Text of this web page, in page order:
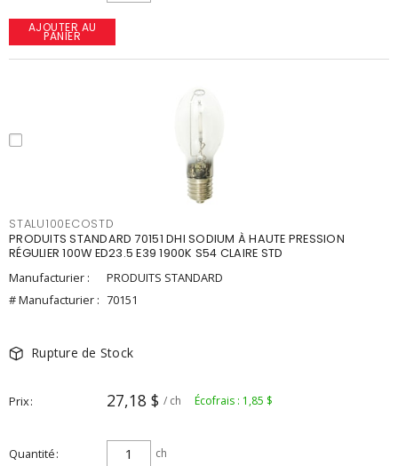
AJOUTER AU
PANIER
STALU100ECOSTD
PRODUITS STANDARD 70151 DHI SODIUM À HAUTE PRESSION
RÉGULIER 100W ED23.5 E39 1900K S54 CLAIRE STD
Manufacturier :
PRODUITS STANDARD
# Manufacturier : 70151
Rupture de Stock
Prix 27,18 $ / ch Écofrais : 1,85 $
Quantité ch